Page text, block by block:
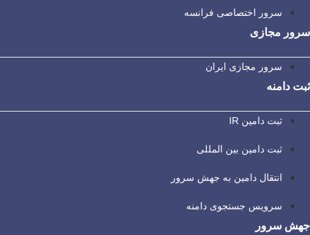
سرور اختصاصی فرانسه
سرور مجازی
سرور مجازی ایران
ثبت دامنه
ثبت دامین IR
ثبت دامین بین المللی
انتقال دامین به جهش سرور
سرویس جستجوی دامنه
جهش سرور